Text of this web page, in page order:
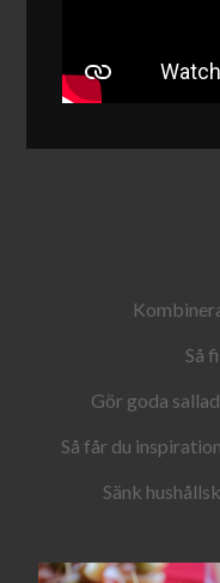
Så
Gör goda
Så får du
Sänk